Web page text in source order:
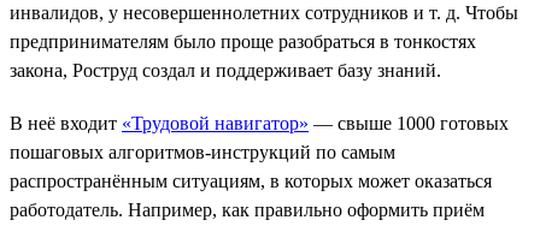
инвалидов, у несовершеннолетних сотрудников и т. д. Чтобы
предпринимателям было проще разобраться в тонкостях
закона, Роструд создал и поддерживает базу знаний.
В неё входит «Трудовой навигатор» — свыше 1000 готовых
пошаговых алгоритмов-инструкций по самым
распространённым ситуациям, в которых может оказаться
работодатель. Например, как правильно оформить приём